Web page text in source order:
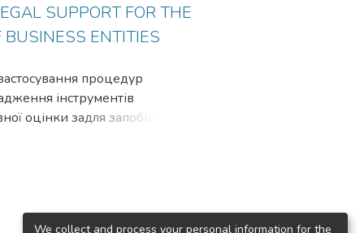
SUPPORT FOR THE
BUSINESS ENTITIES
процедур
інструментів
оцінки задля запобігання
служби статистики щодо
financially insolvent, bankrupt
We collect and process your personal information for the